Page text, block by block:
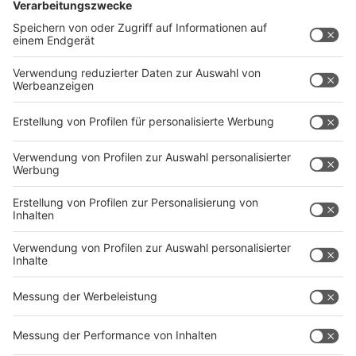
Mehr Nachrichten aus dem Ennepe-Ruhr-
Kreis
Anzeige
EN Baskets Schwelm verlieren zu Hause
Ennepe-Ruhr-Kreis: Zahl der Arbeitlosen im Januar
gestiegen
Anzeige